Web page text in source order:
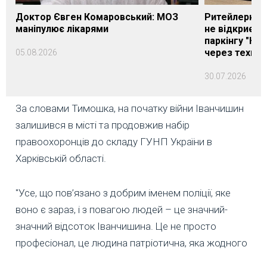
Доктор Євген Комаровський: МОЗ
маніпулює лікарями
05.08.2026
Ритейлерка
не
паркінгу
через
30.07.2026
За словами Тимошка, на початку війни Іванчишин
залишився в місті та продовжив набір
правоохоронців до складу ГУНП України в
Харківській області.
"Усе, що пов’язано з добрим іменем поліції, яке
воно є зараз, і з повагою людей – це значний-
значний відсоток Іванчишина. Це не просто
професіонал, це людина патріотична, яка жодного